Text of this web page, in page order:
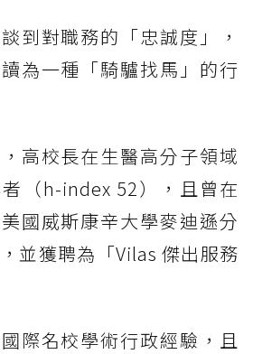
到對職務的「忠誠度」，
為一種「騎驢找馬」的行
高校長在生醫高分子領域
（h-index 52），且曾在
國威斯康辛大學麥迪遜分
並獲聘為「Vilas 傑出服務
際名校學術行政經驗，且